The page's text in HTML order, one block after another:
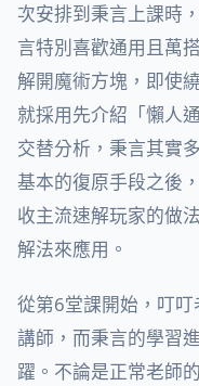
次安排到秉言上課時
言特別喜歡通用且萬
解開魔術方塊，即使
就採用先介紹「懶人
交替分析，秉言其實
基本的復原手段之後
收主流速解玩家的做
解法來應用。
從第6堂課開始，叮
講師，而秉言的學習
躍。不論是正常老師